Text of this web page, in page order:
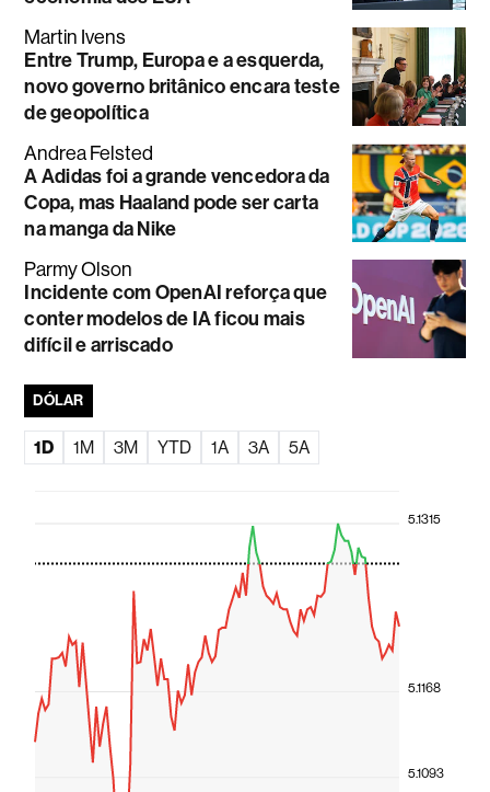
Martin Ivens
Entre Trump, Europa e a esquerda,
novo governo britânico encara teste
de geopolítica
Andrea Felsted
A Adidas foi a grande vencedora da
Copa, mas Haaland pode ser carta
na manga da Nike
Parmy Olson
Incidente com OpenAI reforça que
conter modelos de IA ficou mais
difícil e arriscado
DÓLAR
1D 1M 3M YTD 1A 3A 5A
5.1093
5.1168
5.1315